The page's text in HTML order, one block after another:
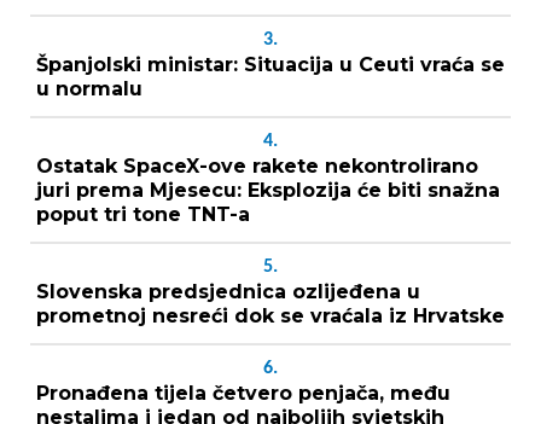
3.
Španjolski ministar: Situacija u Ceuti vraća se
u normalu
4.
Ostatak SpaceX-ove rakete nekontrolirano
juri prema Mjesecu: Eksplozija će biti snažna
poput tri tone TNT-a
5.
Slovenska predsjednica ozlijeđena u
prometnoj nesreći dok se vraćala iz Hrvatske
6.
Pronađena tijela četvero penjača, među
nestalima i jedan od najboljih svjetskih